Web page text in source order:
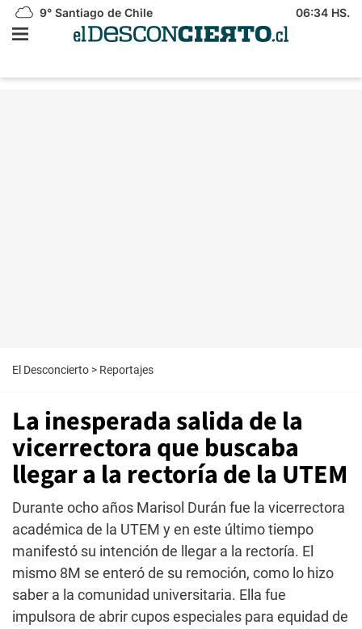
9° Santiago de Chile 06:34 HS.
El Desconcierto > Reportajes
La inesperada salida de la
vicerrectora que buscaba
llegar a la rectoría de la UTEM
Durante ocho años Marisol Durán fue la vicerrectora
académica de la UTEM y en este último tiempo
manifestó su intención de llegar a la rectoría. El
mismo 8M se enteró de su remoción, como lo hizo
saber a la comunidad universitaria. Ella fue
impulsora de abrir cupos especiales para equidad de